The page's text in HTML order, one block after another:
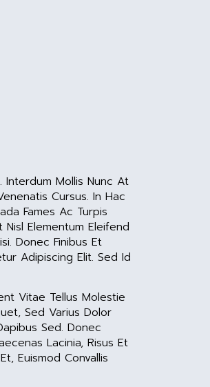
Mollis Nunc At
Cursus. In Hac
Fames Ac Turpis
Elementum Eleifend
Donec Finibus Et
Adipiscing Elit. Sed Id
Vitae Tellus Molestie
Sed Varius Dolor
Sed. Donec
Lacinia, Risus Et
Euismod Convallis